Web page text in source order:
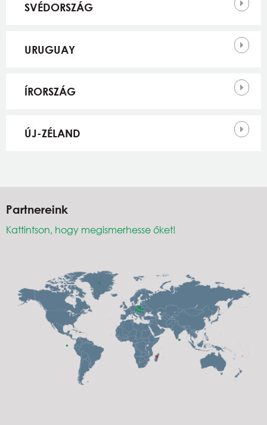
SVÉDORSZÁG
URUGUAY
ÍRORSZÁG
ÚJ-ZÉLAND
Partnereink
Kattintson, hogy megismerhesse őket!